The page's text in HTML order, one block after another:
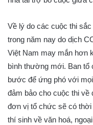
Về lý do các cuộc thi
trong năm nay do dịch
Việt Nam may mắn hơn
bình thường mới. Ban tổ
bước để ứng phó với
đảm bảo cho cuộc thi
đơn vị tổ chức sẽ có thời
thí sinh về văn hoá,